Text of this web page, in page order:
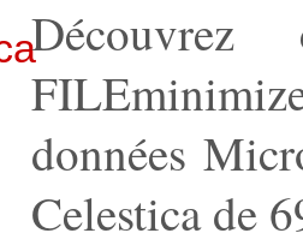
Découvrez
données
Celestica de